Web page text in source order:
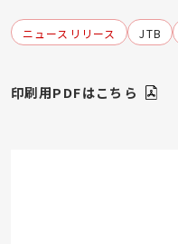
ニュースリリース JTB
印刷用PDFはこちら